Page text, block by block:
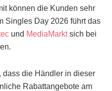
können die Kunden sehr
Singles Day 2026 führt das
und MediaMarktsich bei
dass die Händler in dieser
Rabattangebote am